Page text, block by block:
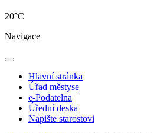
20°C
Navigace
Hlavní stránka
Úřad městyse
e-Podatelna
Úřední deska
Napište starostovi